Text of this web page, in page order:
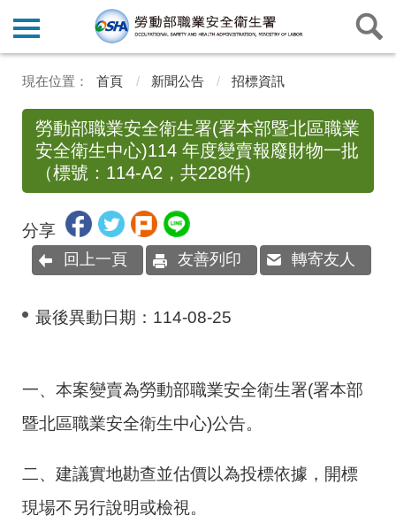
首頁 新聞公告 招標資訊
勞動部職業安全衛生署(署本部暨北區職業
安全衛生中心)114 年度變賣報廢財物一批
（標號：114-A2，共228件)
分享
回上一頁 友善列印 轉寄友人
最後異動日期： 114-08-25
一、本案變賣為勞動部職業安全衛生署(署本部
暨北區職業安全衛生中心)公告。
二、建議實地勘查並估價以為投標依據，開標
現場不另行說明或檢視。